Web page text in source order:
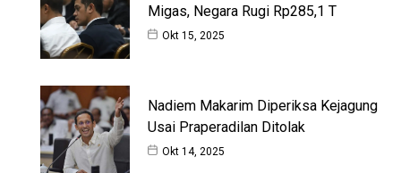
Migas, Negara Rugi Rp285,1 T
Okt 15, 2025
Nadiem Makarim Diperiksa Kejagung
Usai Praperadilan Ditolak
Okt 14, 2025